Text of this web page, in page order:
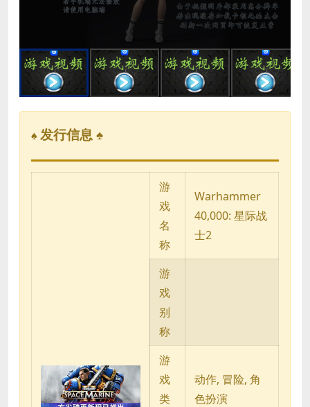
Video
♠ 发行信息 ♠
游
戏
名
称
Warhammer
40,000: 星际战
士2
游
戏
别
称
游
戏
类
动作, 冒险, 角
色扮演